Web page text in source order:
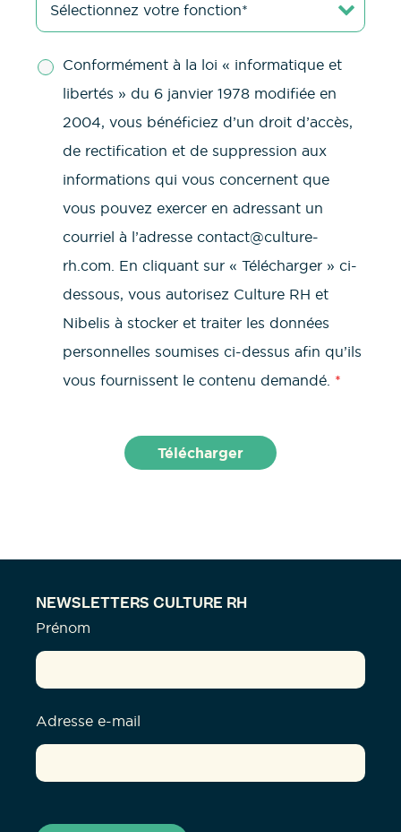
Conformément à la loi « informatique et
libertés » du 6 janvier 1978 modifiée en
2004, vous bénéficiez d’un droit d’accès,
de rectification et de suppression aux
informations qui vous concernent que
vous pouvez exercer en adressant un
courriel à l’adresse contact@culture-
rh.com. En cliquant sur « Télécharger » ci-
dessous, vous autorisez Culture RH et
Nibelis à stocker et traiter les données
personnelles soumises ci-dessus afin qu’ils
vous fournissent le contenu demandé. *
NEWSLETTERS CULTURE RH
Prénom
Adresse e-mail